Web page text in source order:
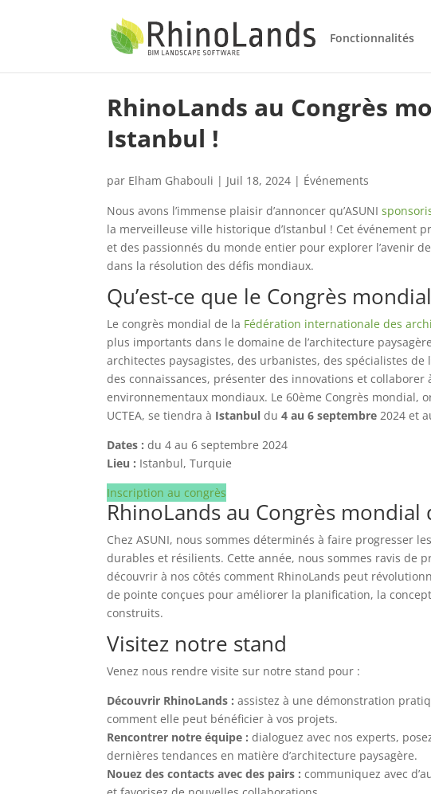
Fonctionnalités
RhinoLands au Congrès
Istanbul !
par Elham Ghabouli | Juil 18, 2024 | Événements
Nous avons l’immense plaisir d’annoncer qu’ASUNI
la merveilleuse ville historique d’Istanbul ! Cet événement
et des passionnés du monde entier pour explorer l’avenir
dans la résolution des défis mondiaux.
Qu’est-ce que le Congrès mondial
Le congrès mondial de la Fédération internationale des
plus importants dans le domaine de l’architecture
architectes paysagistes, des urbanistes, des spécialistes
des connaissances, présenter des innovations et
environnementaux mondiaux. Le 60ème Congrès mondial,
UCTEA, se tiendra à Istanbuldu4 au 6 septembre 2024 et
Dates :du 4 au 6 septembre 2024
Lieu : Istanbul, Turquie
Inscription au congrès
RhinoLands au Congrès mondial
Chez ASUNI, nous sommes déterminés à faire progresser
durables et résilients. Cette année, nous sommes ravis de
découvrir à nos côtés comment RhinoLands peut
de pointe conçues pour améliorer la planification, la
construits.
Visitez notre stand
Venez nous rendre visite sur notre stand pour :
Découvrir RhinoLands :assistez à une démonstration
comment elle peut bénéficier à vos projets.
Rencontrer notre équipe :dialoguez avec nos experts,
dernières tendances en matière d’architecture paysagère.
Nouez des contacts avec des pairs :communiquez avec